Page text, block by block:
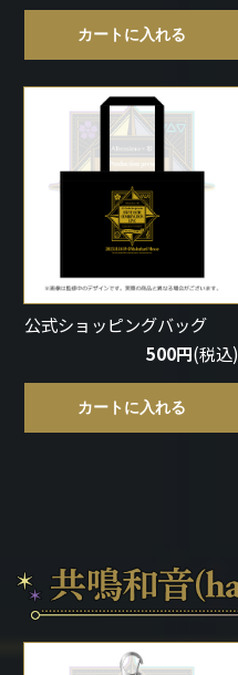
カートに入れる
公式ショッピングバッグ
500円(税込)
カートに入れる